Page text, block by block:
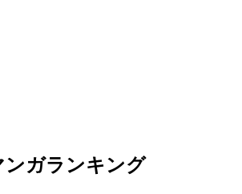
ンガランキング